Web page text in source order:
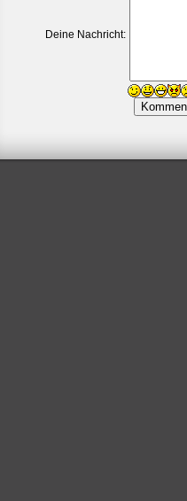
Deine Nachricht: